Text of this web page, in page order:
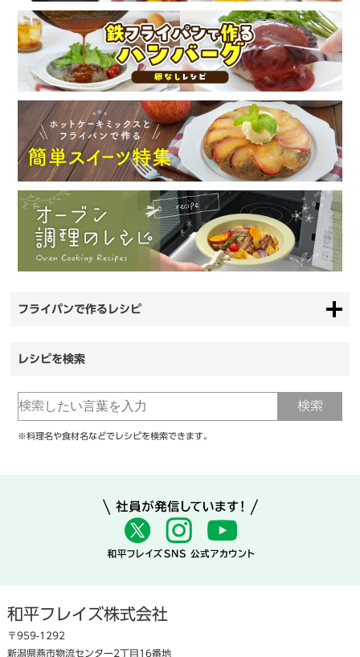
フライパンで作るレシピ
レシピを検索
※料理名や食材名などでレシピを検索できます。
和平フレイズ株式会社
〒959-1292
新潟県燕市物流センター2丁目16番地